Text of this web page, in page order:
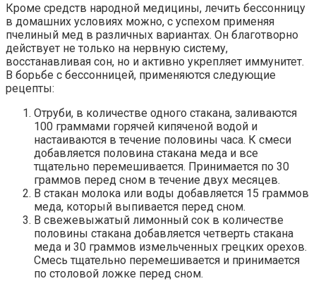
Кроме средств народной медицины, лечить бессонницу
в домашних условиях можно, с успехом применяя
пчелиный мед в различных вариантах. Он благотворно
действует не только на нервную систему,
восстанавливая сон, но и активно укрепляет иммунитет.
В борьбе с бессонницей, применяются следующие
рецепты:
Отруби, в количестве одного стакана, заливаются
100 граммами горячей кипяченой водой и
настаиваются в течение половины часа. К смеси
добавляется половина стакана меда и все
тщательно перемешивается. Принимается по 30
граммов перед сном в течение двух месяцев.
В стакан молока или воды добавляется 15 граммов
меда, который выпивается перед сном.
В свежевыжатый лимонный сок в количестве
половины стакана добавляется четверть стакана
меда и 30 граммов измельченных грецких орехов.
Смесь тщательно перемешивается и принимается
по столовой ложке перед сном.